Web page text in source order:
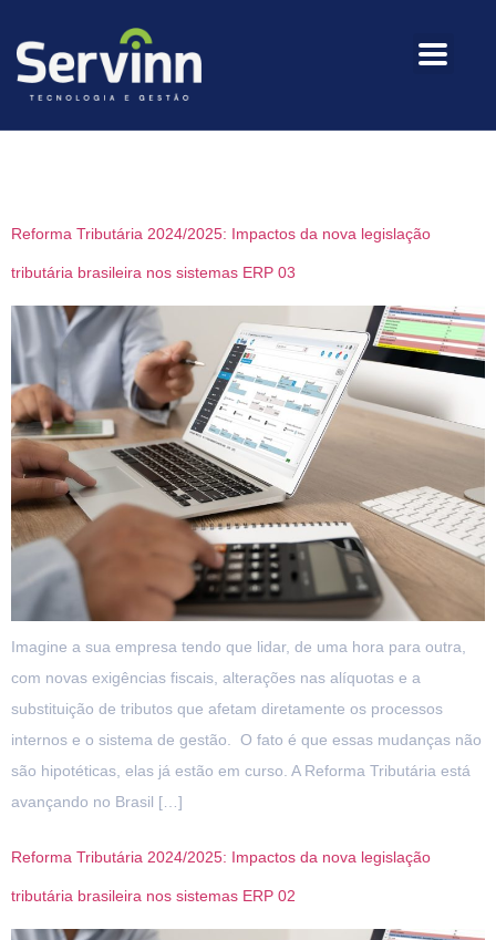
Reforma Tributária 2024/2025: Impactos da nova legislação
tributária brasileira nos sistemas ERP 03
Imagine a sua empresa tendo que lidar, de uma hora para outra,
com novas exigências fiscais, alterações nas alíquotas e a
substituição de tributos que afetam diretamente os processos
internos e o sistema de gestão. O fato é que essas mudanças não
são hipotéticas, elas já estão em curso. A Reforma Tributária está
avançando no Brasil […]
Reforma Tributária 2024/2025: Impactos da nova legislação
tributária brasileira nos sistemas ERP 02